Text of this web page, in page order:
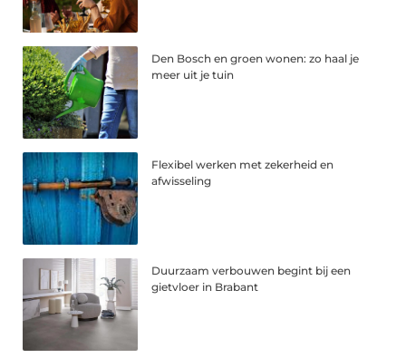
Den Bosch en groen wonen: zo haal je
meer uit je tuin
Flexibel werken met zekerheid en
afwisseling
Duurzaam verbouwen begint bij een
gietvloer in Brabant